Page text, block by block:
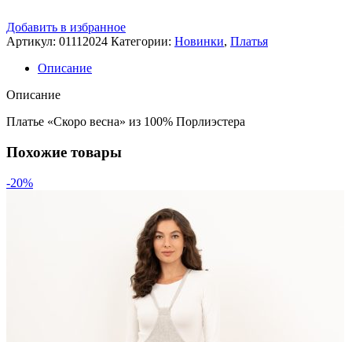
Добавить в избранное
Артикул: 01112024 Категории: Новинки, Платья
Описание
Описание
Платье «Скоро весна» из 100% Порлиэстера
Похожие товары
-20%